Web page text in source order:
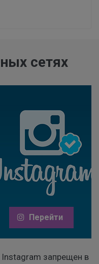
сетях
Перейти
запрещен в